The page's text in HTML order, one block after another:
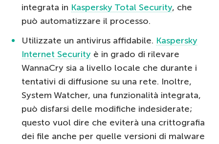
integrata in Kaspersky Total Security, che
può automatizzare il processo.
Utilizzate un antivirus affidabile. Kaspersky
Internet Security è in grado di rilevare
WannaCry sia a livello locale che durante i
tentativi di diffusione su una rete. Inoltre,
System Watcher, una funzionalità integrata,
può disfarsi delle modifiche indesiderate;
questo vuol dire che eviterà una crittografia
dei file anche per quelle versioni di malware